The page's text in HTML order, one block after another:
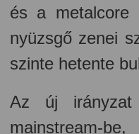
és a metalcore
nyüzsgő zenei
szinte hetente
Az új
mainstream-